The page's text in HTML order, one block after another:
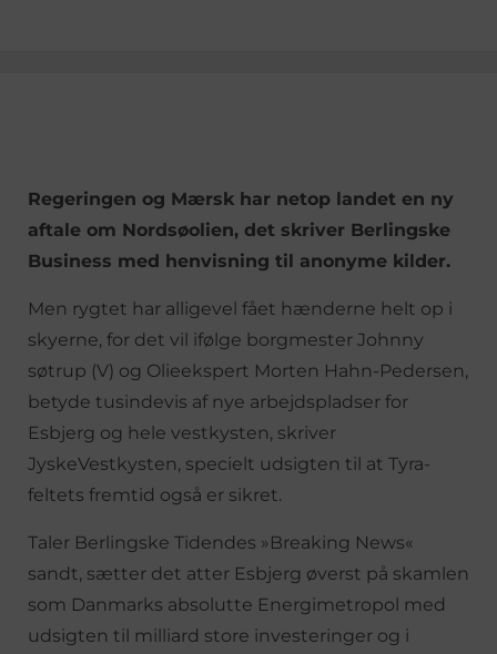
Regeringen og Mærsk har netop landet en ny
aftale om Nordsøolien, det skriver Berlingske
Business med henvisning til anonyme kilder.
Men rygtet har alligevel fået hænderne helt op i
skyerne, for det vil ifølge borgmester Johnny
søtrup (V) og Olieekspert Morten Hahn-Pedersen,
betyde tusindevis af nye arbejdspladser for
Esbjerg og hele vestkysten, skriver
JyskeVestkysten, specielt udsigten til at Tyra-
feltets fremtid også er sikret.
Taler Berlingske Tidendes »Breaking News«
sandt, sætter det atter Esbjerg øverst på skamlen
som Danmarks absolutte Energimetropol med
udsigten til milliard store investeringer og i